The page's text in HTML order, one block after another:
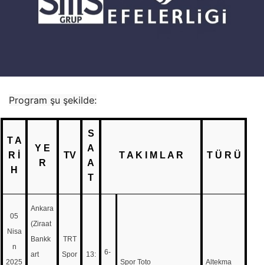
Program şu şekilde:
T A
R İ
H
Y E
R
TV
S
A
A
T
T A K I M L A R T Ü R Ü
05
Nisa
n
2025
Ankara
(Ziraat
Bankk
art
TRT
Spor
13:
6-
Spor Toto Altekma